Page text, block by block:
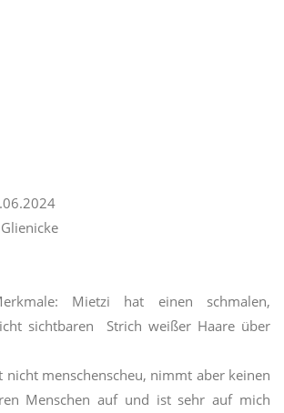
Mietzi hat einen schmalen,
sichtbaren Strich weißer Haare über
nicht menschenscheu, nimmt aber keinen
Menschen auf und ist sehr auf mich